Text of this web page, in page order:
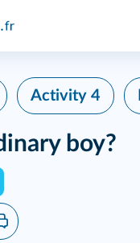
Activity 4
boy?